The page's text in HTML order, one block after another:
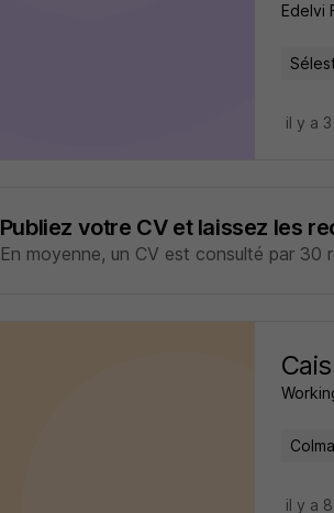
Edelvi
il y a
Publiez votre CV et laissez les
En moyenne, un CV est consulté par 30
il y a